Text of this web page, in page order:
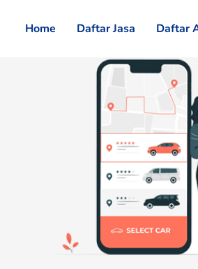
Home Daftar Jasa Daftar